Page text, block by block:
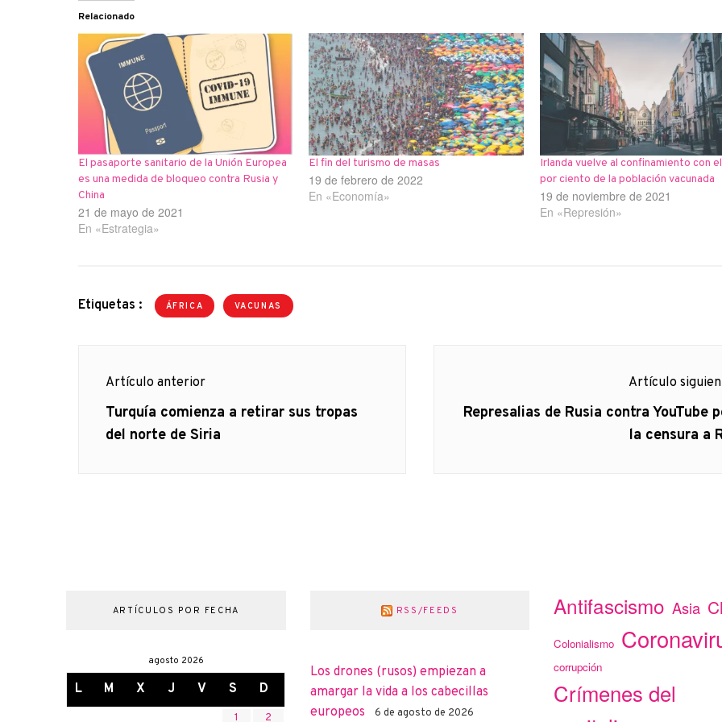
Relacionado
El pasaporte sanitario de la Unión Europea
es una medida de bloqueo contra Rusia y
China
21 de mayo de 2021
En «Estrategia»
El fin del turismo de masas
19 de febrero de 2022
En «Economía»
Irlanda vuelve al confinamiento con
por ciento de la población vacunada
19 de noviembre de 2021
En «Represión»
Etiquetas : ÁFRICA VACUNAS
Navegación
de
Artículo anterior
Artículo
anterior
Turquía comienza a retirar sus tropas
del norte de Siria
Artículo
Artículo
Represalias de Rusia contra YouTube
la censura a
ARTÍCULOS POR FECHA
agosto 2026
L M X J V S D
1 2
RSS/FEEDS
Los drones (rusos) empiezan a
amargar la vida a los cabecillas
europeos
6 de agosto de 2026
Antifascismo Asia
Colonialismo
corrupción
Crímenes del